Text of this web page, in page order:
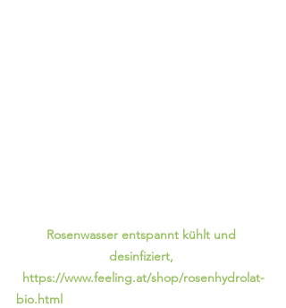
Rosenwasser entspannt kühlt und
desinfiziert,
https://www.feeling.at/shop/rosenhydrolat-
bio.html